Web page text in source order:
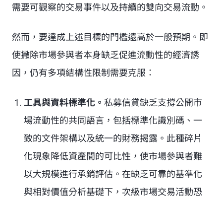
需要可觀察的交易事件以及持續的雙向交易流動。
然而，要達成上述目標的門檻遠高於一般預期。即
使撇除市場參與者本身缺乏促進流動性的經濟誘
因，仍有多項結構性限制需要克服：
工具與資料標準化。 私募信貸缺乏支撐公開市
場流動性的共同語言，包括標準化識別碼、一
致的文件架構以及統一的財務揭露。此種碎片
化現象降低資產間的可比性，使市場參與者難
以大規模進行承銷評估。在缺乏可靠的基準化
與相對價值分析基礎下，次級市場交易活動恐